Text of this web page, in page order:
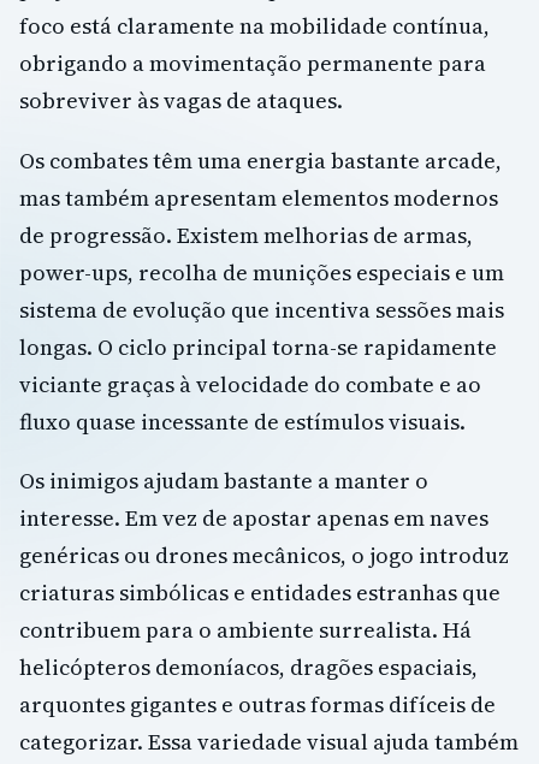
foco está claramente na mobilidade contínua,
obrigando a movimentação permanente para
sobreviver às vagas de ataques.
Os combates têm uma energia bastante arcade,
mas também apresentam elementos modernos
de progressão. Existem melhorias de armas,
power-ups, recolha de munições especiais e um
sistema de evolução que incentiva sessões mais
longas. O ciclo principal torna-se rapidamente
viciante graças à velocidade do combate e ao
fluxo quase incessante de estímulos visuais.
Os inimigos ajudam bastante a manter o
interesse. Em vez de apostar apenas em naves
genéricas ou drones mecânicos, o jogo introduz
criaturas simbólicas e entidades estranhas que
contribuem para o ambiente surrealista. Há
helicópteros demoníacos, dragões espaciais,
arquontes gigantes e outras formas difíceis de
categorizar. Essa variedade visual ajuda também